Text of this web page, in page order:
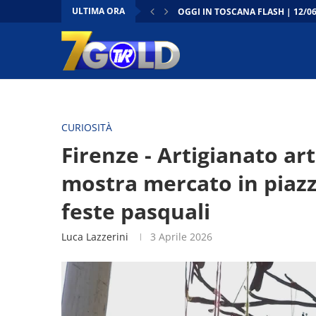
ULTIMA ORA
OGGI IN TOSCANA FLASH | 12/
CURIOSITÀ
Firenze - Artigianato
mostra mercato in
feste pasquali
Luca Lazzerini 3 Aprile 2026
Video
Player